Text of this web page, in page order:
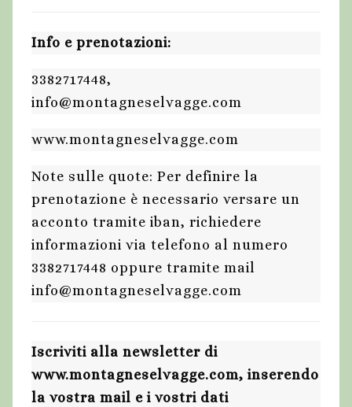
Info e prenotazioni:
3382717448,
info@montagneselvagge.com
www.montagneselvagge.com
Note sulle quote: Per definire la
prenotazione è necessario versare un
acconto tramite iban, richiedere
informazioni via telefono al numero
3382717448 oppure tramite mail
info@montagneselvagge.com
Iscriviti alla newsletter di
www.montagneselvagge.com, inserendo
la vostra mail e i vostri dati